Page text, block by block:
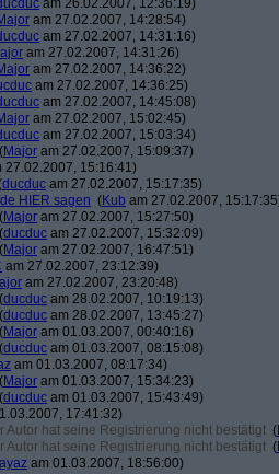
am 26.02.2007, 12:36:19)
am 27.02.2007, 14:28:54)
am 27.02.2007, 14:31:16)
am 27.02.2007, 14:31:26)
am 27.02.2007, 14:36:22)
am 27.02.2007, 14:36:25)
am 27.02.2007, 14:45:08)
am 27.02.2007, 15:02:45)
am 27.02.2007, 15:03:34)
(Major am 27.02.2007, 15:09:37)
27.02.2007, 15:16:41)
ducduc am 27.02.2007, 15:17:35)
HIER sagen (Kub am 27.02.2007,
(Major am 27.02.2007, 15:27:50)
(ducduc am 27.02.2007, 15:32:09)
(Major am 27.02.2007, 16:47:51)
am 27.02.2007, 23:12:39)
am 27.02.2007, 23:20:48)
(ducduc am 28.02.2007, 10:19:13)
(ducduc am 28.02.2007, 13:45:27)
(Major am 01.03.2007, 00:40:16)
(ducduc am 01.03.2007, 08:15:08)
am 01.03.2007, 08:17:34)
(Major am 01.03.2007, 15:34:23)
(ducduc am 01.03.2007, 15:43:49)
17:41:32)
Autor hat seine Registrierung nicht bestätigt (
Autor hat seine Registrierung nicht bestätigt (
am 01.03.2007, 18:56:00)